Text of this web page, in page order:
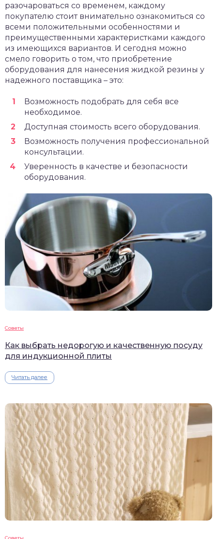
разочароваться со временем, каждому
покупателю стоит внимательно ознакомиться со
всеми положительными особенностями и
преимущественными характеристками каждого
из имеющихся вариантов. И сегодня можно
смело говорить о том, что приобретение
оборудования для нанесения жидкой резины у
надежного поставщика – это:
Возможность подобрать для себя все
необходимое.
Доступная стоимость всего оборудования.
Возможность получения профессиональной
консультации.
Уверенность в качестве и безопасности
оборудования.
Советы
Как выбрать недорогую и качественную посуду
для индукционной плиты
Читать далее